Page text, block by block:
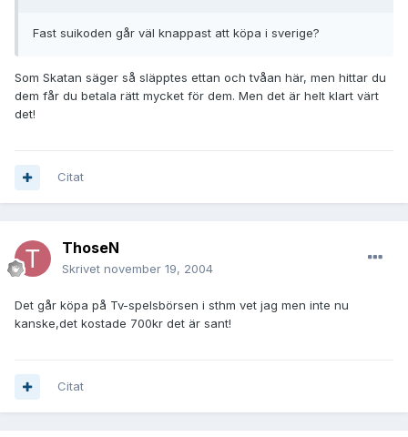
Fast suikoden går väl knappast att köpa i sverige?
Som Skatan säger så släpptes ettan och tvåan här, men hittar du
dem får du betala rätt mycket för dem. Men det är helt klart värt
det!
Citat
ThoseN
Skrivet november 19, 2004
Det går köpa på Tv-spelsbörsen i sthm vet jag men inte nu
kanske,det kostade 700kr det är sant!
Citat